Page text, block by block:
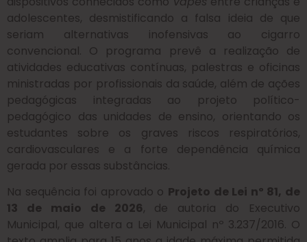
adolescentes, desmistificando a falsa ideia de que
seriam alternativas inofensivas ao cigarro
convencional. O programa prevê a realização de
atividades educativas contínuas, palestras e oficinas
ministradas por profissionais da saúde, além de ações
pedagógicas integradas ao projeto político-
pedagógico das unidades de ensino, orientando os
estudantes sobre os graves riscos respiratórios,
cardiovasculares e a forte dependência química
gerada por essas substâncias.
Na sequência foi aprovado o Projeto de Lei nº 81, de
13 de maio de 2026, de autoria do Executivo
Municipal, que altera a Lei Municipal nº 3.237/2016. O